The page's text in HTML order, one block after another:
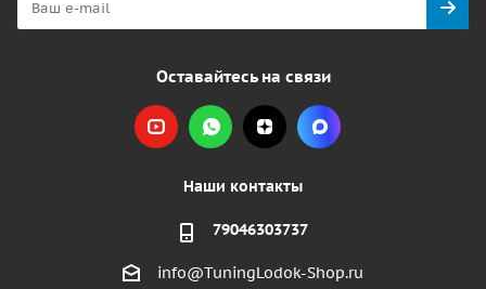
Оставайтесь на связи
Наши контакты
79046303737
info@TuningLodok-Shop.ru